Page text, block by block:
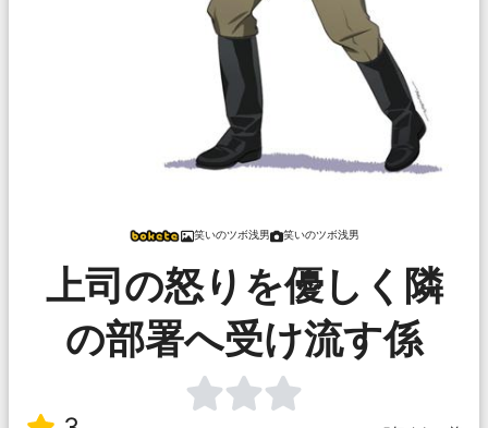
笑いのツボ浅男 笑いのツボ浅男
上司の怒りを優しく隣
の部署へ受け流す係